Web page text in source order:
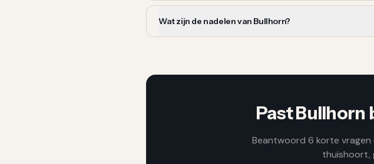
Wat zijn de nadelen van Bullhorn?
PastBullhorn
Beantwoord 6 korte
thuishoort,